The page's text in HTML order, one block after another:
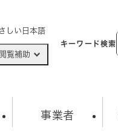
しい日本語
閲覧補助
キーワード検索
事業者